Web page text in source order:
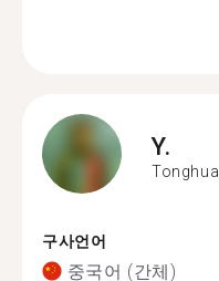
Y.
Tonghua
구사언어
중국어 (간체)